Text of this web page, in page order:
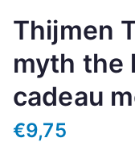
Thijmen
myth the
cadeau
€9,75